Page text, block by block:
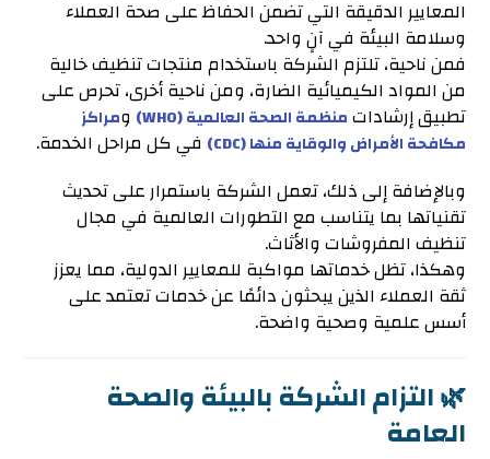
المعايير الدقيقة التي تضمن الحفاظ على صحة العملاء
وسلامة البيئة في آنٍ واحد.
فمن ناحية، تلتزم الشركة باستخدام منتجات تنظيف خالية
من المواد الكيميائية الضارة، ومن ناحية أخرى، تحرص على
تطبيق إرشاداتمنظمة الصحة العالمية (WHO) ومراكز
مكافحة الأمراض والوقاية منها (CDC)
في كل مراحل الخدمة.
وبالإضافة إلى ذلك، تعمل الشركة باستمرار على تحديث
تقنياتها بما يتناسب مع التطورات العالمية في مجال
تنظيف المفروشات والأثاث.
وهكذا، تظل خدماتها مواكبة للمعايير الدولية، مما يعزز
ثقة العملاء الذين يبحثون دائمًا عن خدمات تعتمد على
أسس علمية وصحية واضحة.
🌿 التزام الشركة بالبيئة والصحة
العامة